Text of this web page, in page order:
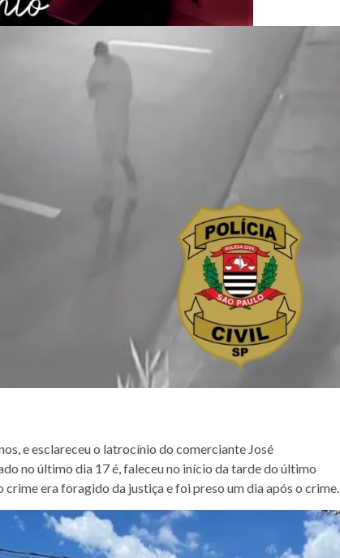
e esclareceu o latrocínio do comerciante José
no último dia 17 é, faleceu no início da tarde do último
era foragido da justiça e foi preso um dia após o crime.